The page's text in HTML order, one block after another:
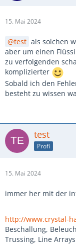
15. Mai 2024
test als solchen
aber um einen
zu verfolgenden
komplizierter
Sobald ich den
besteht zu wissen
test
Profi
15. Mai 2024
immer her mit der
http://www.crystal-
Beschallung,
Trussing, Line Arrays